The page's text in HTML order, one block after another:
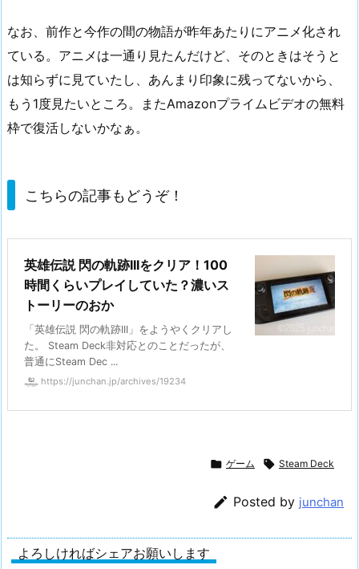
なお、前作と今作の間の物語が昨年あたりにアニメ化され
ている。アニメは一通り見たんだけど、そのときはそうと
は知らずに見ていたし、あんまり印象に残ってないから、
もう1度見たいところ。またAmazonプライムビデオの無料
枠で復活しないかなぁ。
こちらの記事もどうぞ！
英雄伝説 閃の軌跡IIIをクリア！100
時間くらいプレイしていた？濃いス
トーリーのおか
「英雄伝説 閃の軌跡III」をようやくクリアし
た。 Steam Deck非対応とのことだったが、
普通にSteam Dec ...
https://junchan.jp/archives/19234
 ゲーム  Steam Deck
 Posted by junchan
よろしければシェアお願いします